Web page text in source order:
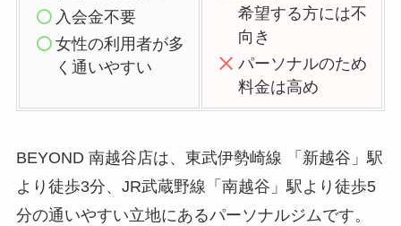
入会金不要
女性の利用者が多
く通いやすい
希望する方には不
向き
パーソナルのため
料金は高め
BEYOND 南越谷店は、東武伊勢崎線 「新越谷」駅
より徒歩3分、JR武蔵野線「南越谷」駅より徒歩5
分の通いやすい立地にあるパーソナルジムです。